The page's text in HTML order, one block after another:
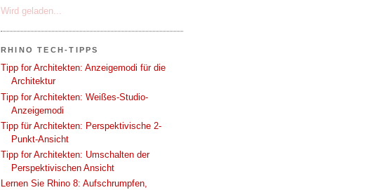
Wird geladen...
RHINO TECH-TIPPS
Tipp for Architekten: Anzeigemodi für die
Architektur
Tipp for Architekten: Weißes-Studio-
Anzeigemodi
Tipp für Architekten: Perspektivische 2-
Punkt-Ansicht
Tipp for Architekten: Umschalten der
Perspektivischen Ansicht
Lernen Sie Rhino 8: Aufschrumpfen,